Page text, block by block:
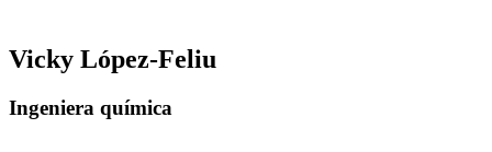
Vicky López-Feliu
Ingeniera química